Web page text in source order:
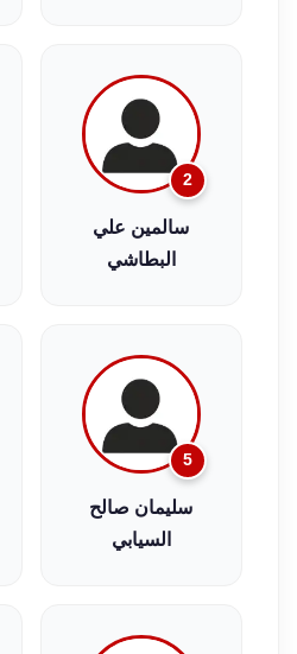
2
سالمين علي
البطاشي
5
سليمان صالح
السيابي